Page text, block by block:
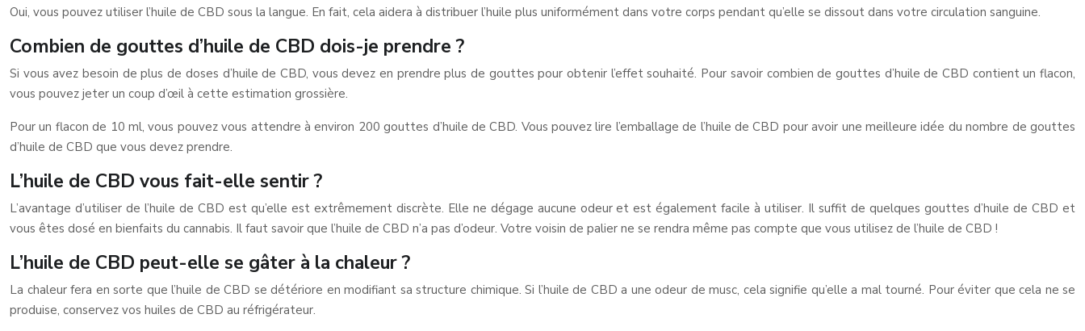
Oui, vous pouvez utiliser l’huile de CBD sous la langue. En fait, cela aidera à distribuer l’huile plus uniformément dans votre corps pendant qu’elle se dissout dans votre circulation sanguine.
Combien de gouttes d’huile de CBD dois-je prendre ?
Si vous avez besoin de plus de doses d’huile de CBD, vous devez en prendre plus de gouttes pour obtenir l’effet souhaité. Pour savoir combien de gouttes d’huile de CBD contient un flacon,
vous pouvez jeter un coup d’œil à cette estimation grossière.
Pour un flacon de 10 ml, vous pouvez vous attendre à environ 200 gouttes d’huile de CBD. Vous pouvez lire l’emballage de l’huile de CBD pour avoir une meilleure idée du nombre de gouttes
d’huile de CBD que vous devez prendre.
L’huile de CBD vous fait-elle sentir ?
L’avantage d’utiliser de l’huile de CBD est qu’elle est extrêmement discrète. Elle ne dégage aucune odeur et est également facile à utiliser. Il suffit de quelques gouttes d’huile de CBD et
vous êtes dosé en bienfaits du cannabis. Il faut savoir que l’huile de CBD n’a pas d’odeur. Votre voisin de palier ne se rendra même pas compte que vous utilisez de l’huile de CBD !
L’huile de CBD peut-elle se gâter à la chaleur ?
La chaleur fera en sorte que l’huile de CBD se détériore en modifiant sa structure chimique. Si l’huile de CBD a une odeur de musc, cela signifie qu’elle a mal tourné. Pour éviter que cela ne se
produise, conservez vos huiles de CBD au réfrigérateur.